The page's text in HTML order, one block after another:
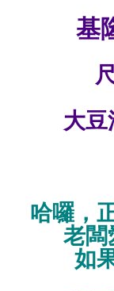
基
大
哈囉，
老闆
如